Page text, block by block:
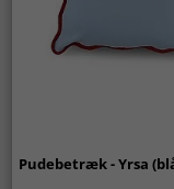
Pudebetræk - Yrsa